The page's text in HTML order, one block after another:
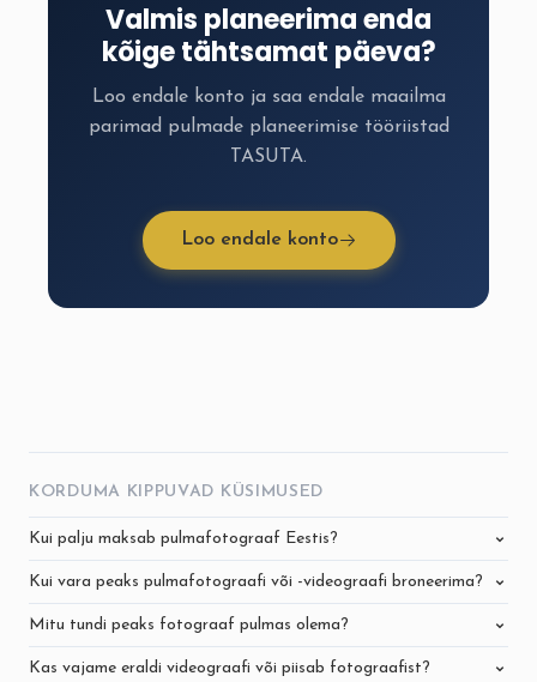
Valmis planeerima enda
kõige tähtsamat päeva?
Loo endale konto ja saa endale maailma
parimad pulmade planeerimise tööriistad
TASUTA.
Loo endale konto
KORDUMA KIPPUVAD KÜSIMUSED
Kui palju maksab pulmafotograaf Eestis?
Kui vara peaks pulmafotograafi või -videograafi broneerima?
Mitu tundi peaks fotograaf pulmas olema?
Kas vajame eraldi videograafi või piisab fotograafist?